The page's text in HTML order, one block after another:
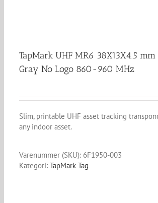
TapMark UHF MR6 38X13X4.5 mm
Gray No Logo 860-960 MHz
Slim, printable UHF asset tracking
any indoor asset.
Varenummer (SKU): 6F1950-003
Kategori: TapMark Tag